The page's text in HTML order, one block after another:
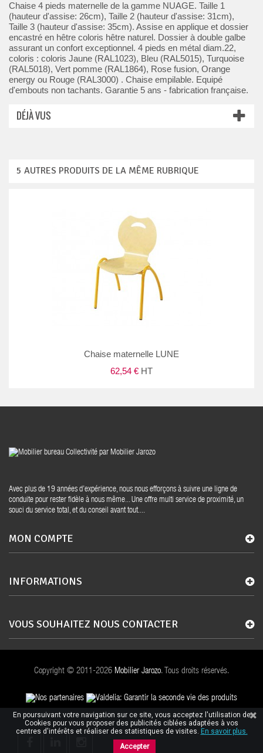
Chaise 4 pieds maternelle de la gamme NUAGE. Taille 1
(hauteur d'assise: 26cm), Taille 2 (hauteur d'assise: 31cm),
Taille 3 (hauteur d'assise: 35cm). Assise en applique et dossier
encastré en hêtre coloris hêtre naturel. Dossier à double galbe
assurant un confort exceptionnel. 4 pieds en métal diam.22,
coloris : coloris Jaune (RAL1023), Bleu (RAL5015), Turquoise
(RAL5018), Vert pomme (RAL1864), Rose fusion, Orange
energy ou Rouge (RAL3000) . Chaise empilable. Equipé
d'embouts non tachants. Garantie 5 ans - fabrication française.
DÉJÀ VUS
5 AUTRES PRODUITS DE LA MÊME RUBRIQUE
Chaise maternelle LUNE
62,54 € HT
Avec plus de 19 années d’expérience, nous nous efforçons à suivre une ligne de
conduite pour rester fidèle à nous même... Une offre multi service de proximité, un
souci du service total, et du conseil avant tout....
MON COMPTE
INFORMATIONS
VOUS SOUHAITEZ NOUS CONTACTER
Copyright © 2011-2026 Mobilier Jarozo. Tous droits réservés.
En poursuivant votre navigation sur ce site, vous acceptez l'utilisation de
Cookies pour vous proposer des publicités ciblées adaptées à vos
centres d'intérêts et réaliser des statistiques de visites. En savoir plus.
Accepter